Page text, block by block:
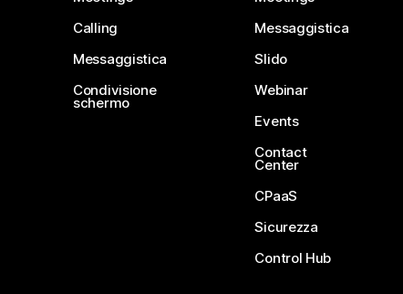
Calling
Messaggistica
Condivisione
schermo
Messaggistica
Slido
Webinar
Events
Contact
Center
CPaaS
Sicurezza
Control Hub